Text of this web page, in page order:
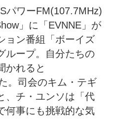
パワーFM(107.7MHz)
」に「EVNNE」が
ョン番組「ボーイズ
ループ。自分たちの
かれると
。司会のキム・テギ
、チ・ユンソは「代
何事にも挑戦的な気